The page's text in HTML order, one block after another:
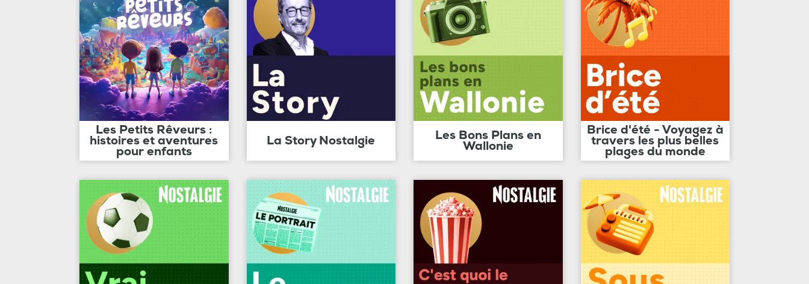
Les Petits Rêveurs :
histoires et aventures
pour enfants
La Story Nostalgie Les Bons Plans en
Wallonie
Brice d'été - Voyagez à
travers les plus belles
plages du monde